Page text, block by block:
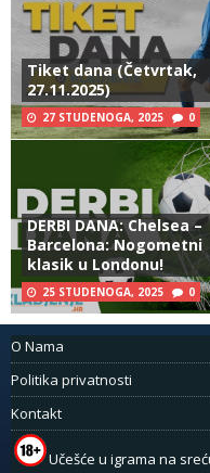
Tiket dana (Četvrtak,
27.11.2025)
27 STUDENOGA, 2025 0
DERBI DANA: Chelsea –
Barcelona: Nogometni
klasik u Londonu!
25 STUDENOGA, 2025 0
O Nama
Politika privatnosti
Kontakt
Učešće u igrama na